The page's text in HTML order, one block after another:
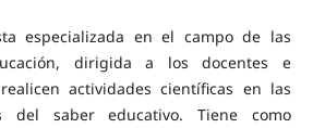
especializada en el campo de las
dirigida a los docentes e
actividades científicas en las
del saber educativo. Tiene como